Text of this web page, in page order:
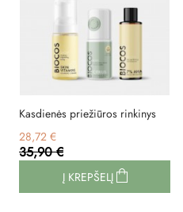
Kasdienės priežiūros rinkinys
28,72 €
35,90 €
Į KREPŠELĮ